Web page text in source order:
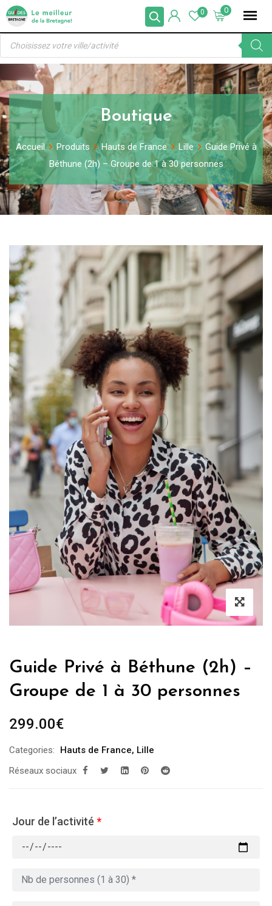
Skip
content
0
0
Recherche
produits
Boutique
Accueil Produits Hauts de France Lille
Guide Privé à
Béthune (2h) – Groupe de 1 à 30 personnes
Guide Privé à Béthune (2h) –
Groupe de 1 à 30 personnes
299.00€
Categories: Hauts de France, Lille
Réseaux sociaux
Jour de l’activité *